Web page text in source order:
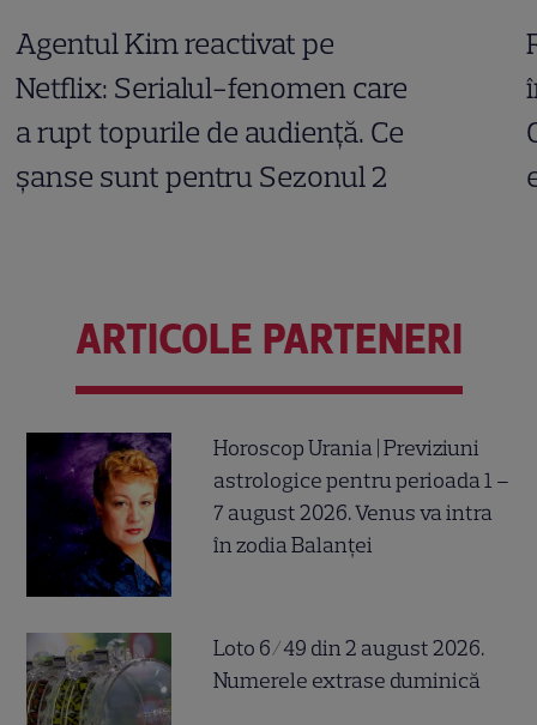
Agentul Kim reactivat pe
Netflix: Serialul-fenomen care
a rupt topurile de audiență. Ce
șanse sunt pentru Sezonul 2
ARTICOLE PARTENERI
Horoscop Urania | Previziuni
astrologice pentru perioada 1 –
7 august 2026. Venus va intra
în zodia Balanței
Loto 6/49 din 2 august 2026.
Numerele extrase duminică